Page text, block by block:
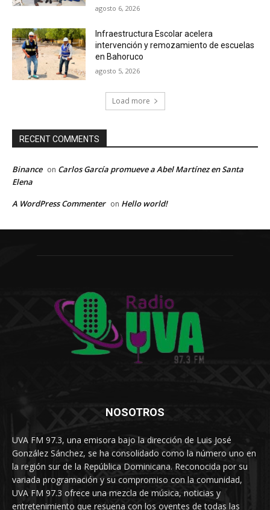
agosto 6, 2026
Infraestructura Escolar acelera
intervención y remozamiento de escuelas
en Bahoruco
agosto 5, 2026
Load more
RECENT COMMENTS
Binance on Carlos García promueve a Abel Martínez en Santa
Elena
A WordPress Commenter on Hello world!
NOSOTROS
UVA FM 97.3, una emisora bajo la dirección de Luis José
González Sánchez, se ha consolidado como la número uno en
la región sur de la República Dominicana. Reconocida por su
variada programación y su compromiso con la comunidad,
UVA FM 97.3 ofrece una mezcla de música, noticias y
entretenimiento que resuena con los oyentes de todas las